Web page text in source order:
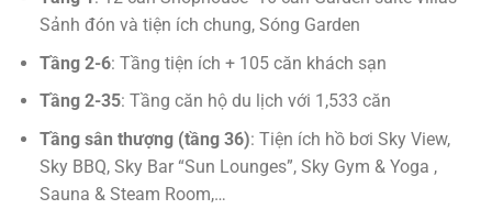
Sảnh đón và tiện ích chung, Sóng Garden
Tầng 2-6: Tầng tiện ích + 105 căn khách sạn
Tầng 2-35: Tầng căn hộ du lịch với 1,533 căn
Tầng sân thượng (tầng 36): Tiện ích hồ bơi Sky View,
Sky BBQ, Sky Bar “Sun Lounges”, Sky Gym & Yoga ,
Sauna & Steam Room,…